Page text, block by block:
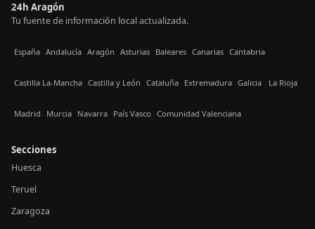
24h Aragón
Tu fuente de información local actualizada.
España Andalucía Aragón Asturias Baleares Canarias Cantabria
Castilla La-Mancha Castilla y León Cataluña Extremadura Galicia La Rioja
Madrid Murcia Navarra País Vasco Comunidad Valenciana
Secciones
Huesca
Teruel
Zaragoza